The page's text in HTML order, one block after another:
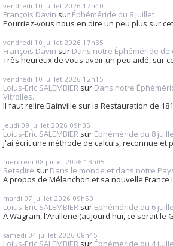
vendredi 10 juillet 2026 17h40
François Davin sur Éphéméride du 8 juillet
Pourriez-vous nous en dire un peu plus sur
vendredi 10 juillet 2026 17h35
François Davin sur Dans notre Éphéméride de
Très heureux de vous avoir un peu aidé, sur
vendredi 10 juillet 2026 12h15
Loius-Eric SALEMBIER sur Dans notre
Vitrolles...
Il faut relire Bainville sur la Restauration de
jeudi 09 juillet 2026 09h35
Loius-Eric SALEMBIER sur Éphéméride du 8
j'ai écrit une méthode de calculs, reconnue et
mercredi 08 juillet 2026 13h05
Setadire sur Dans le monde et dans notre
A propos de Mélanchon et sa nouvelle France
mardi 07 juillet 2026 09h50
Loius-Eric SALEMBIER sur Éphéméride du 6
A Wagram, l'Artillerie (aujourd'hui, ce serait le
samedi 04 juillet 2026 08h45